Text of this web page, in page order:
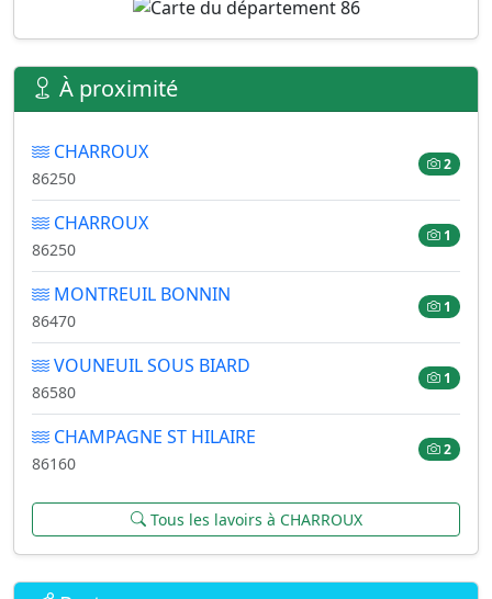
À proximité
CHARROUX
86250
2
CHARROUX
86250
1
MONTREUIL BONNIN
86470
1
VOUNEUIL SOUS BIARD
86580
1
CHAMPAGNE ST HILAIRE
86160
2
Tous les lavoirs à CHARROUX